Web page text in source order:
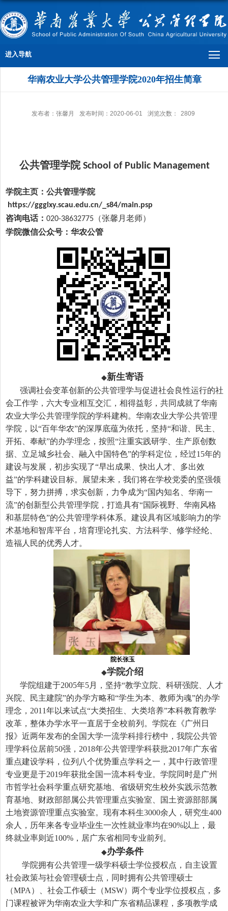
进入导航
华南农业大学公共管理学院2020年招生简章
发布者：张馨月 发布时间：2020-06-01 浏览次数： 2809
公共管理学院 School of Public Management
学院主页：公共管理学院
https://ggglxy.scau.edu.cn/_s84/main.psp
咨询电话： 020-38632775 （张馨月老师）
学院微信公众号：华农公管
◆新生寄语
强调社会变革创新的公共管理学与促进社会良性运行的社
会工作学，六大专业相互交汇，相得益彰，共同成就了华南
农业大学公共管理学院的学科建构。华南农业大学公共管理
学院，以“百年华农”的深厚底蕴为依托，坚持“和谐、民主、
开拓、奉献”的办学理念，按照“注重实践研学、生产原创数
据、立足城乡社会、融入中国特色”的学科定位，经过15年的
建设与发展，初步实现了“早出成果、快出人才、多出效
益”的学科建设目标。展望未来，我们将在学校党委的坚强领
导下，努力拼搏，求实创新，力争成为“国内知名、华南一
流”的创新型公共管理学院，打造具有“国际视野、华南风格
和基层特色”的公共管理学科体系。建设具有区域影响力的学
术基地和智库平台，培育理论扎实、方法科学、修学经纶、
造福人民的优秀人才。
院长张玉
◆学院介绍
学院组建于2005年5月，坚持“教学立院、科研强院、人才
兴院、民主建院”的办学方略和“学生为本、教师为魂”的办学
理念， 2011年以来试点“大类招生、大类培养”本科教育教学
改革，整体办学水平一直居于全校前列。学院在《广州日
报》近两年发布的全国大学一流学科排行榜中，我院公共管
理学科位居前50强， 2018年公共管理学科获批2017年广东省
重点建设学科，位列八个优势重点学科之一，其中行政管理
专业更是于2019年获批全国一流本科专业。学院同时是广州
市哲学社会科学重点研究基地、省级研究生校外实践示范教
育基地、财政部部属公共管理重点实验室、国土资源部部属
土地资源管理重点实验室。现有本科生3000余人，研究生400
余人，历年来各专业毕业生一次性就业率均在90%以上，最
终就业率则近100% ，居广东省相同专业前列。
◆办学条件
学院拥有公共管理一级学科硕士学位授权点，自主设置
社会政策与社会管理硕士点，同时拥有公共管理硕士
（MPA ）、社会工作硕士（MSW）两个专业学位授权点，多
门课程被评为华南农业大学和广东省精品课程，多项教学成